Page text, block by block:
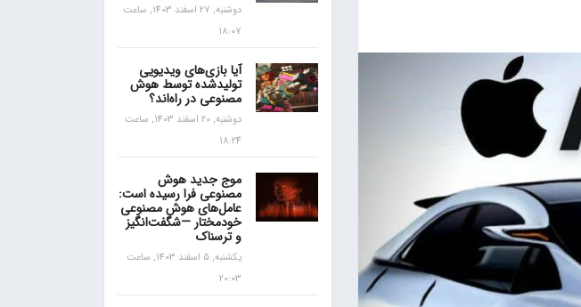
دوشنبه, 27 اسفند 1403, ساعت
18:07
آیا بازی‌های ویدیویی
تولیدشده توسط هوش
مصنوعی در راه‌اند؟
دوشنبه, 20 اسفند 1403, ساعت
18:24
موج جدید هوش
مصنوعی فرا رسیده است:
عامل‌های هوش مصنوعی
خودمختار —شگفت‌انگیز
و ترسناک
یکشنبه, 5 اسفند 1403, ساعت
20:03